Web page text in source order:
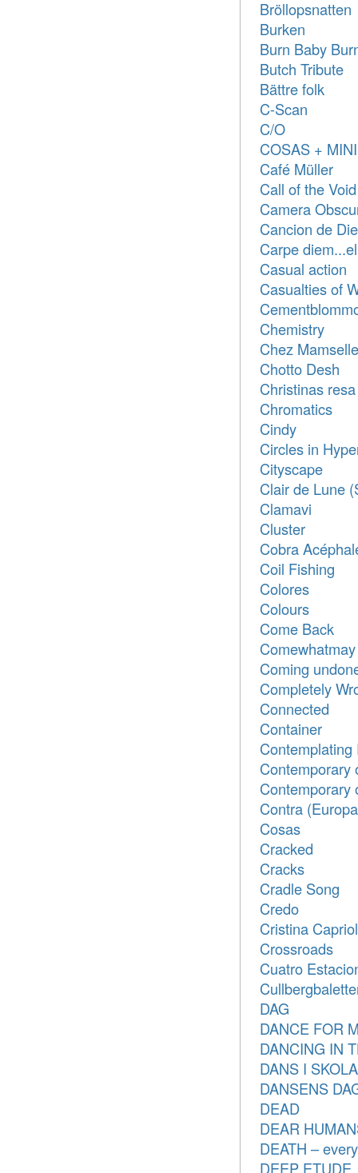
Bröllopsnatten
Burken
Burn Baby
Butch Tribute
Bättre folk
C-Scan
C/O
COSAS +
Café Müller
Call of the Void
Camera
Cancion de
Carpe
Casual action
Casualties of
Chemistry
Chez Mamselle
Chotto Desh
Christinas resa
Chromatics
Cindy
Circles in
Cityscape
Clair de Lune
Clamavi
Cluster
Cobra
Coil Fishing
Colores
Colours
Come Back
Comewhatmay
Coming
Completely
Connected
Container
Contemplating
Contemporary
Contemporary
Contra
Cosas
Cracked
Cracks
Cradle Song
Credo
Cristina
Crossroads
Cuatro
DAG
DANCE FOR
DANCING IN
DANS I
DANSENS
DEAD
DEAR
DEATH –
DEEP ETUDE